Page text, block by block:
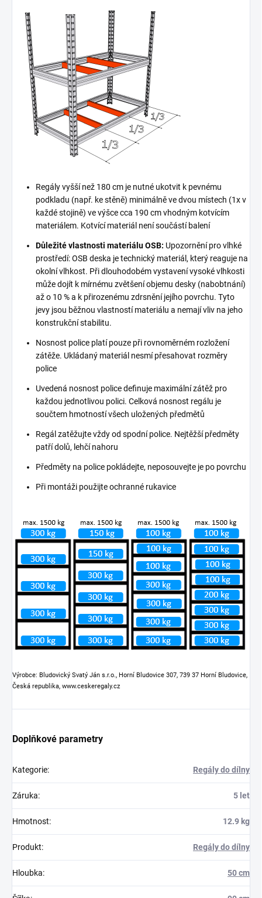
Regály vyšší než 180 cm je nutné ukotvit k pevnému
podkladu (např. ke stěně) minimálně ve dvou místech (1x v
každé stojině) ve výšce cca 190 cm vhodným kotvícím
materiálem. Kotvící materiál není součástí balení
Důležité vlastnosti materiálu OSB: Upozornění pro vlhké
prostředí: OSB deska je technický materiál, který reaguje na
okolní vlhkost. Při dlouhodobém vystavení vysoké vlhkosti
může dojít k mírnému zvětšení objemu desky (nabobtnání)
až o 10 % a k přirozenému zdrsnění jejího povrchu. Tyto
jevy jsou běžnou vlastností materiálu a nemají vliv na jeho
konstrukční stabilitu.
Nosnost police platí pouze při rovnoměrném rozložení
zátěže. Ukládaný materiál nesmí přesahovat rozměry
police
Uvedená nosnost police definuje maximální zátěž pro
každou jednotlivou polici. Celková nosnost regálu je
součtem hmotností všech uložených předmětů
Regál zatěžujte vždy od spodní police. Nejtěžší předměty
patří dolů, lehčí nahoru
Předměty na police pokládejte, neposouvejte je po povrchu
Při montáži použijte ochranné rukavice
Výrobce: Bludovický Svatý Ján s.r.o., Horní Bludovice 307, 739 37 Horní Bludovice,
Česká republika, www.ceskeregaly.cz
Doplňkové parametry
Kategorie: Regály do dílny
Záruka: 5 let
Hmotnost: 12.9 kg
Produkt: Regály do dílny
Hloubka: 50 cm